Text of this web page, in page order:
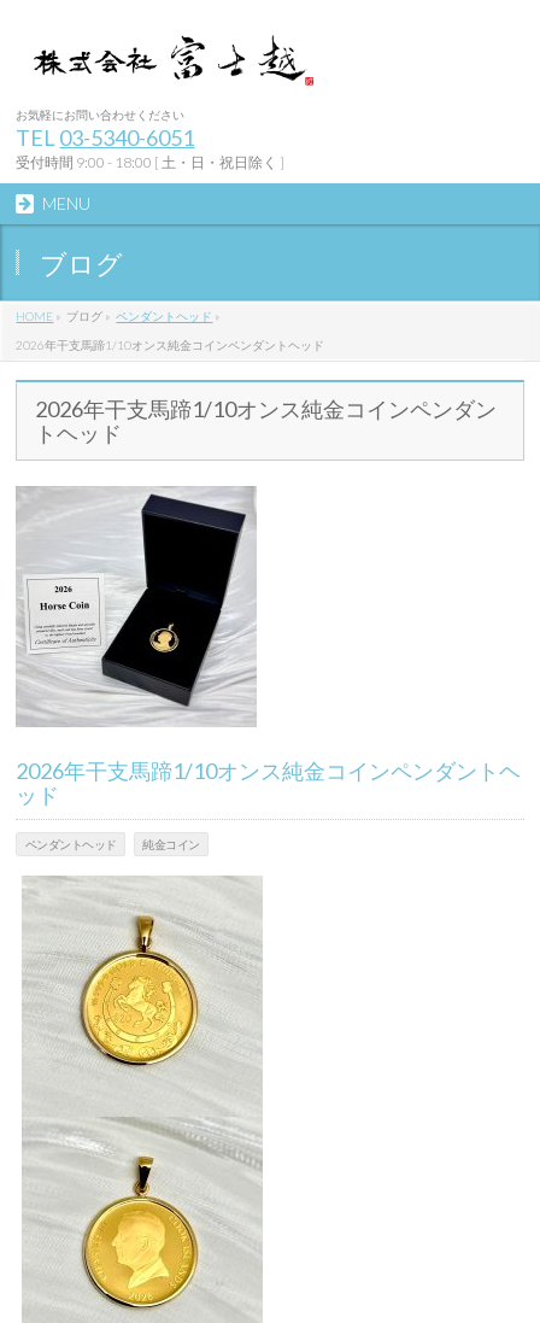
お気軽にお問い合わせください
TEL 03-5340-6051
受付時間 9:00 - 18:00 [ 土・日・祝日除く ]
MENU
ブログ
HOME » ブログ » ペンダントヘッド »
2026年干支馬蹄1/10オンス純金コインペンダントヘッド
2026年干支馬蹄1/10オンス純金コインペンダン
トヘッド
2026年干支馬蹄1/10オンス純金コインペンダントヘ
ッド
ペンダントヘッド 純金コイン